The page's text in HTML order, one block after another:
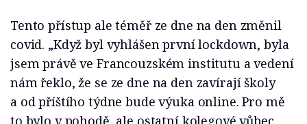
Tento přístup ale téměř ze dne na den změnil
covid. „Když byl vyhlášen první lockdown, byla
jsem právě ve Francouzském institutu a vedení
nám řeklo, že se ze dne na den zavírají školy
a od příštího týdne bude výuka online. Pro mě